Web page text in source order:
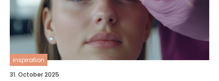
inspiration
31. October 2025